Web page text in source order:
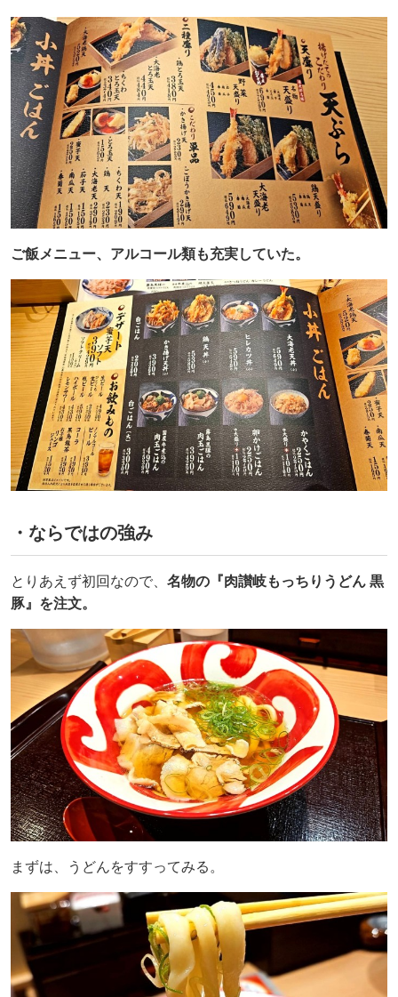
ご飯メニュー、アルコール類も充実していた。
・ならではの強み
とりあえず初回なので、 名物の『肉讃岐もっちりうどん 黒
豚』を注文。
まずは、うどんをすすってみる。